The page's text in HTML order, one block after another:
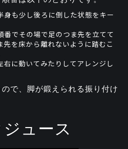
身も少し後ろに倒した状態をキー
番でその場で足のつま先を立てて
先を床から離れないように踏むこ
右に動いてみたりしてアレンジし
で、脚が鍛えられる振り付け
ュース